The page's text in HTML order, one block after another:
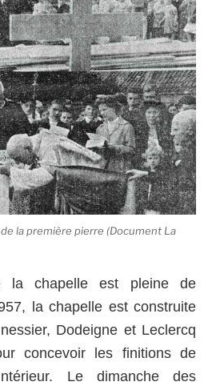
la première pierre (Document La
la chapelle est pleine de
la chapelle est construite
Dodeigne et Leclercq
concevoir les finitions de
intérieur. Le dimanche des